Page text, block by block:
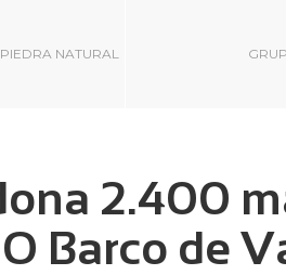
PIEDRA NATURAL
2.400
Barco de